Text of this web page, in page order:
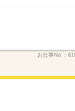
お仕事No.：